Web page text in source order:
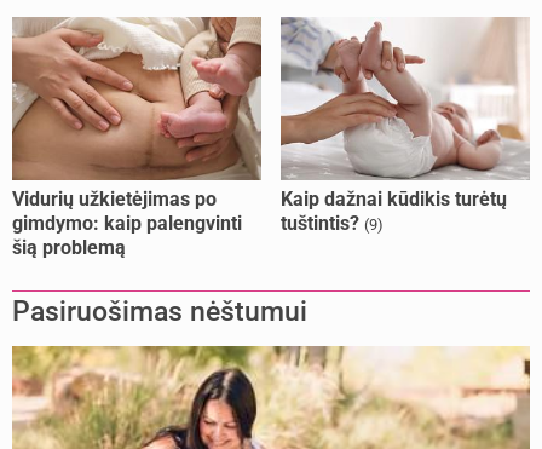
Vidurių užkietėjimas po
gimdymo: kaip palengvinti
šią problemą
Kaip dažnai kūdikis turėtų
tuštintis? (9)
Pasiruošimas nėštumui